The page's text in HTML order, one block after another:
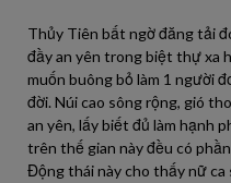
Thủy Tiên bất ngờ đăng tải
đầy an yên trong biệt thự xa
muốn buông bỏ làm 1 người
đời. Núi cao sông rộng, gió
an yên, lấy biết đủ làm hạnh
trên thế gian này đều có phần
Động thái này cho thấy nữ